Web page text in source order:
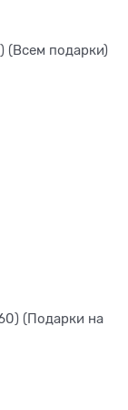
(Всем подарки)
(Подарки на